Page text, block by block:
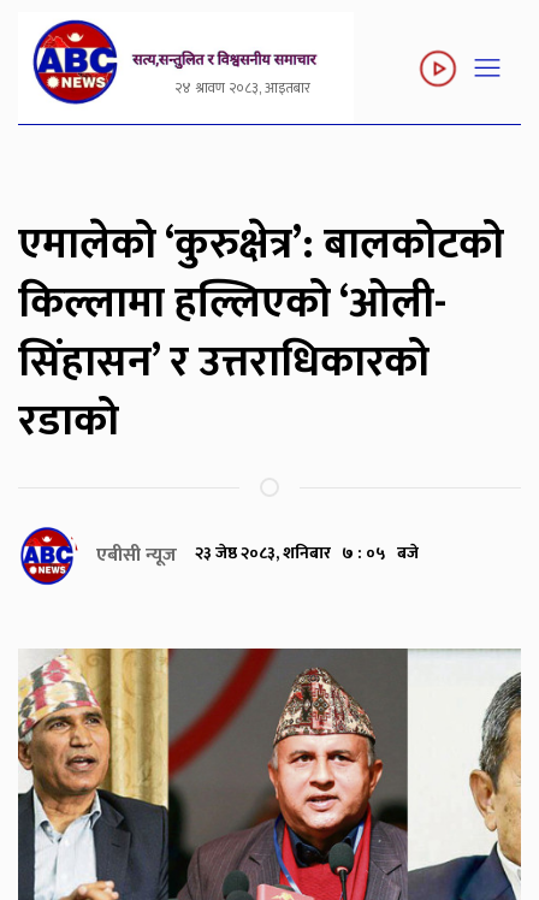
२४ श्रावण २०८३, आइतबार
एमालेको ‘कुरुक्षेत्र’: बालकोटको
किल्लामा हल्लिएको ‘ओली-
सिंहासन’ र उत्तराधिकारको
रडाको
एबीसी न्यूज २३ जेष्ठ २०८३, शनिबार ७ : ०५ बजे